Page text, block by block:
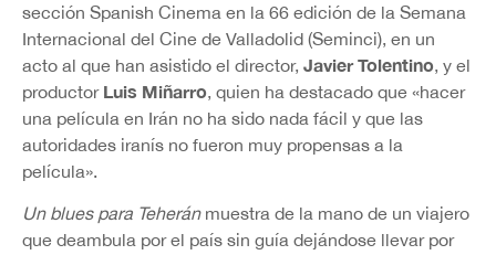
sección Spanish Cinema en la 66 edición de la Semana
Internacional del Cine de Valladolid (Seminci), en un
acto al que han asistido el director, Javier Tolentino, y el
productor Luis Miñarro, quien ha destacado que «hacer
una película en Irán no ha sido nada fácil y que las
autoridades iranís no fueron muy propensas a la
película».
Un blues para Teheránmuestra de la mano de un viajero
que deambula por el país sin guía dejándose llevar por